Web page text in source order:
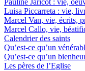
Pauline Jaricot : vie,
Luisa Piccarreta : vie,
Marcel Van, vie, écrits,
Marcel Callo, vie,
Calendrier des saints
Qu’est-ce qu’un
Qu’est-ce qu’un
Les pères de l’Eglise